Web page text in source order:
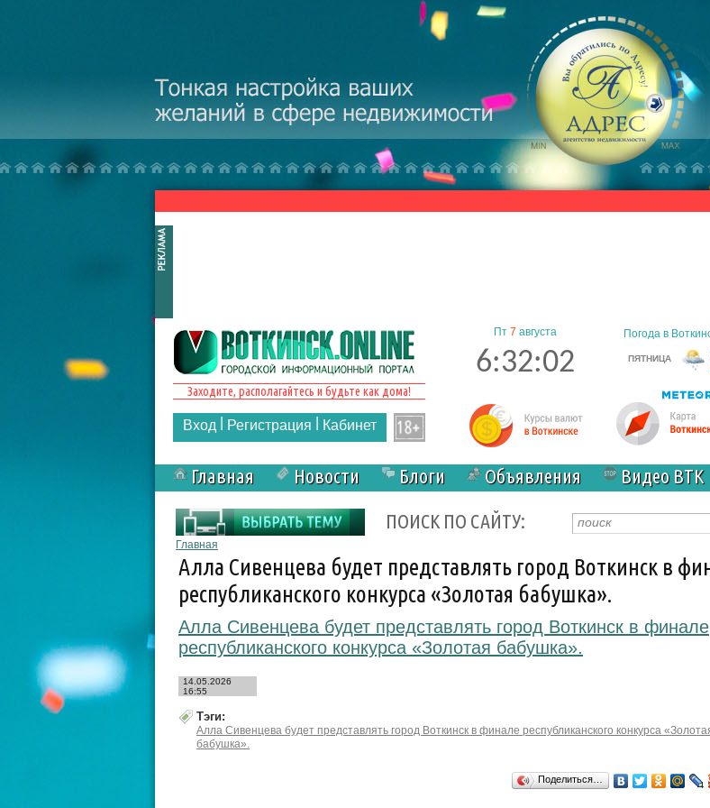
Заходите, располагайтесь и будьте как дома!
Вход Регистрация Кабинет
Пт 7 августа
6:32:02
Главная Новости Блоги Объявления Видео ВТК
ПОИСК ПО САЙТУ:
Форма поиска
Вы здесь
Главная
Алла Сивенцева будет представлять город Воткинск в
республиканского конкурса «Золотая бабушка».
Алла Сивенцева будет представлять город Воткинск в финале
республиканского конкурса «Золотая бабушка».
14.05.2026
16:55
Тэги:
Алла Сивенцева будет представлять город Воткинск в финале республиканского конкурса
бабушка».
Поделиться…